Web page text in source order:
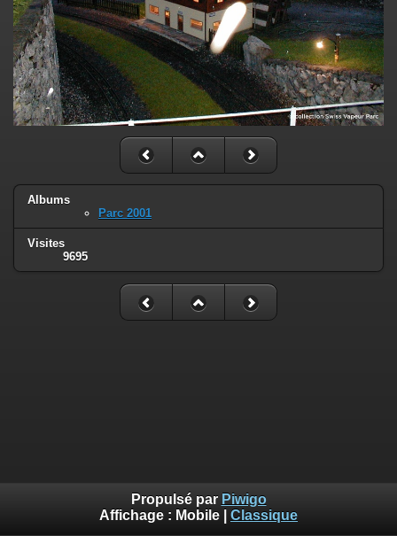
Albums
Parc 2001
Visites
9695
Propulsé par Piwigo
Affichage : Mobile Classique